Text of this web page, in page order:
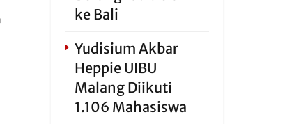
ke Bali
Yudisium Akbar
Heppie UIBU
Malang Diikuti
1.106 Mahasiswa